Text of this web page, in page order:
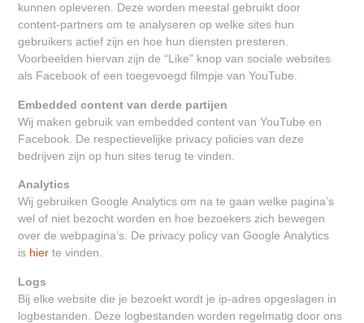
kunnen opleveren. Deze worden meestal gebruikt door
content-partners om te analyseren op welke sites hun
gebruikers actief zijn en hoe hun diensten presteren.
Voorbeelden hiervan zijn de “Like” knop van sociale websites
als Facebook of een toegevoegd filmpje van YouTube.
Embedded content van derde partijen
Wij maken gebruik van embedded content van YouTube en
Facebook. De respectievelijke privacy policies van deze
bedrijven zijn op hun sites terug te vinden.
Analytics
Wij gebruiken Google Analytics om na te gaan welke pagina’s
wel of niet bezocht worden en hoe bezoekers zich bewegen
over de webpagina’s. De privacy policy van Google Analytics
is hier te vinden.
Logs
Bij elke website die je bezoekt wordt je ip-adres opgeslagen in
logbestanden. Deze logbestanden worden regelmatig door ons